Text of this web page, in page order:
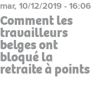
mar, 10/12/2019 - 16:06
Comment les
travailleurs
belges ont
bloqué la
retraite à points